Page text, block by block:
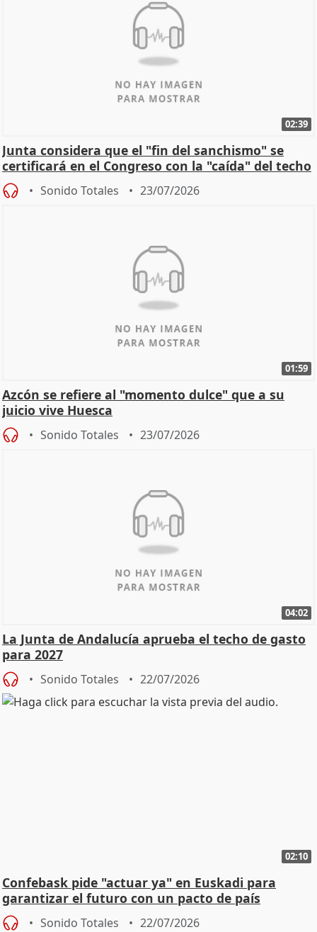
02:39
Junta considera que el "fin del sanchismo" se
certificará en el Congreso con la "caída" del techo
de
Sonido Totales 23/07/2026
01:59
Azcón se refiere al "momento dulce" que a su
juicio vive Huesca
Sonido Totales 23/07/2026
04:02
La Junta de Andalucía aprueba el techo de gasto
para 2027
Sonido Totales 22/07/2026
02:10
Confebask pide "actuar ya" en Euskadi para
garantizar el futuro con un pacto de país
Sonido Totales 22/07/2026